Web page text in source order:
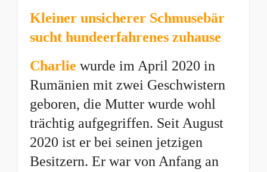
Kleiner unsicherer Schmusebär
sucht hundeerfahrenes zuhause
Charlie wurde im April 2020 in
Rumänien mit zwei Geschwistern
geboren, die Mutter wurde wohl
trächtig aufgegriffen. Seit August
2020 ist er bei seinen jetzigen
Besitzern. Er war von Anfang an